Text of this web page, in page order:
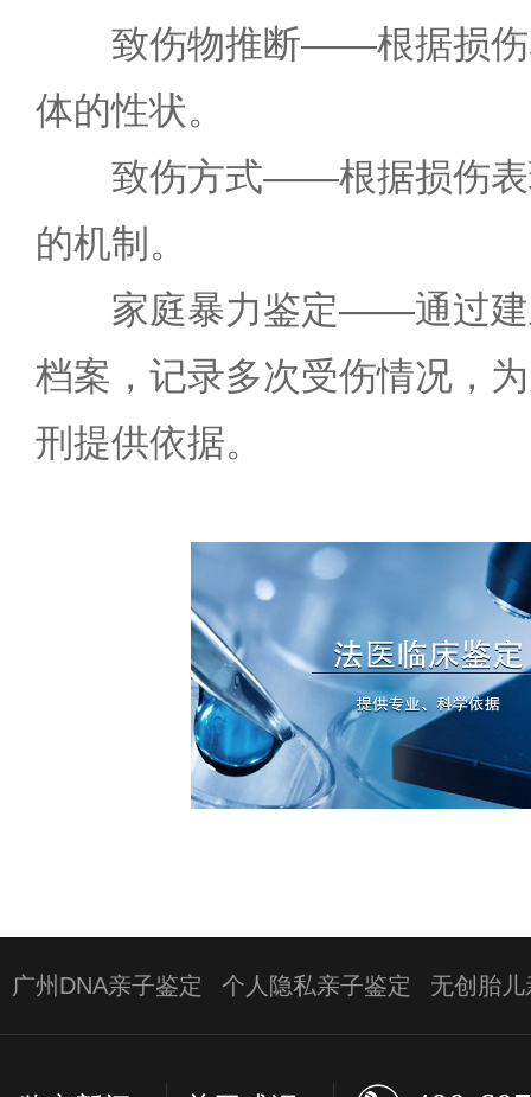
致伤物推断——根据损伤
体的性状。
致伤方式——根据损伤表
的机制。
家庭暴力鉴定——通过建
档案，记录多次受伤情况，
刑提供依据。
广州DNA亲子鉴定 个人隐私亲子鉴定 无创胎